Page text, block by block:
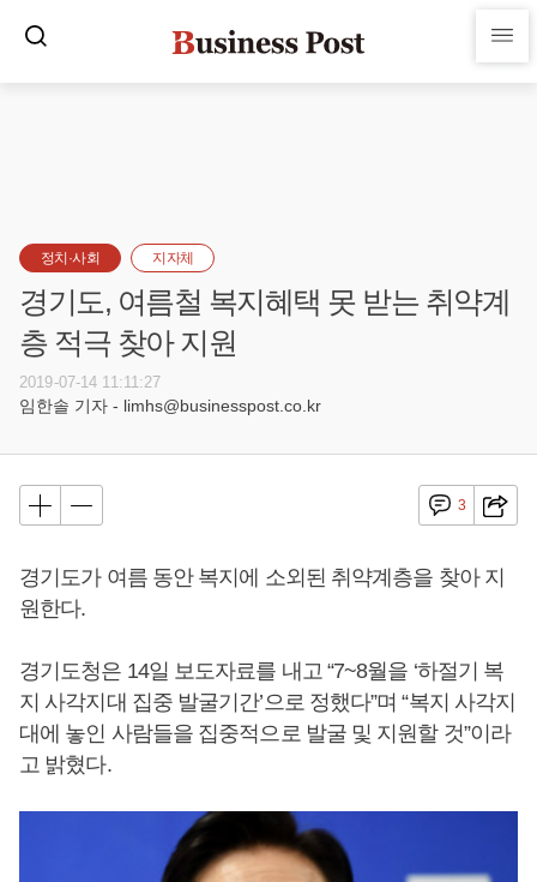
정치·사회 지자체
경기도, 여름철 복지혜택 못 받는 취약계
층 적극 찾아 지원
2019-07-14 11:11:27
임한솔 기자 - limhs@businesspost.co.kr
3
경기도가 여름 동안 복지에 소외된 취약계층을 찾아 지
원한다.
경기도청은 14일 보도자료를 내고 “7~8월을 ‘하절기 복
지 사각지대 집중 발굴기간’으로 정했다”며 “복지 사각지
대에 놓인 사람들을 집중적으로 발굴 및 지원할 것”이라
고 밝혔다.